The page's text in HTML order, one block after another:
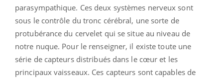
parasympathique. Ces deux systèmes nerveux sont
sous le contrôle du tronc cérébral, une sorte de
protubérance du cervelet qui se situe au niveau de
notre nuque. Pour le renseigner, il existe toute une
série de capteurs distribués dans le cœur et les
principaux vaisseaux. Ces capteurs sont capables de